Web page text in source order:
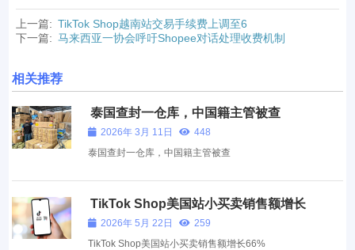
上一篇: TikTok Shop越南站交易手续费上调至6
下一篇: 马来西亚一协会呼吁Shopee对话处理收费机制
相关推荐
泰国查封一仓库，中国籍主管被查
2026年 3月 11日
448
泰国查封一仓库，中国籍主管被查
TikTok Shop美国站小买卖销售额增长
66%2026年 5月 22日
259
TikTok Shop美国站小买卖销售额增长66%